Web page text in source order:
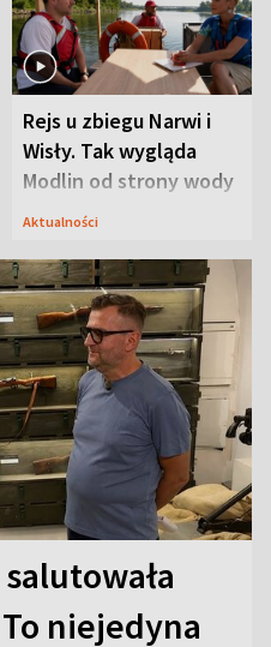
Rejs u zbiegu Narwi i
Wisły. Tak wygląda
Modlin od strony wody
Aktualności
niejedyna